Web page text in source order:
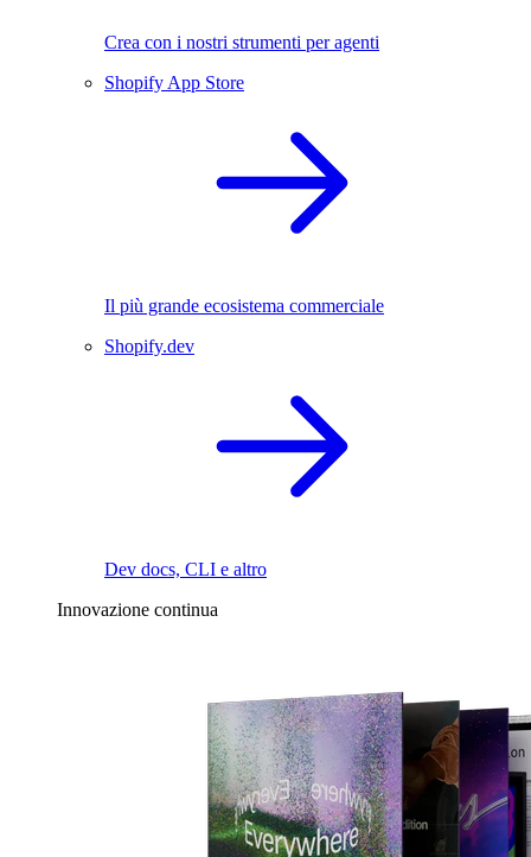
Crea con i nostri strumenti per agenti
Shopify App Store
Il più grande ecosistema commerciale
Shopify.dev
Dev docs, CLI e altro
Innovazione continua